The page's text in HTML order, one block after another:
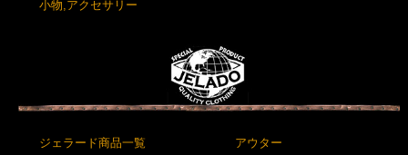
小物,アクセサリー
ジェラード商品一覧 アウター